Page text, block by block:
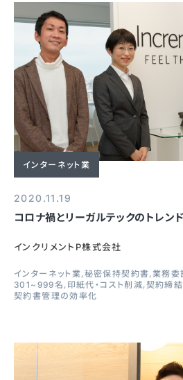
インターネット業
2020.11.19
コロナ禍とリーガルテックのトレン
インクリメントP株式会社
インターネット業 秘密保持契約書 業務委
301~999名 印紙代・コスト削減 契約締
契約書管理の効率化